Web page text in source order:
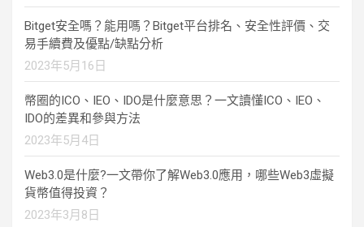
Bitget安全嗎？能用嗎？Bitget平台排名、安全性評價、交
易手續費及優點/缺點分析
2023年5月16日
幣圈的ICO、IEO、IDO是什麼意思？一文讀懂ICO、IEO、
IDO的差異和參與方法
2023年5月4日
Web3.0是什麼?一文帶你了解Web3.0應用，哪些Web3虛擬
貨幣值得投資？
2023年3月8日